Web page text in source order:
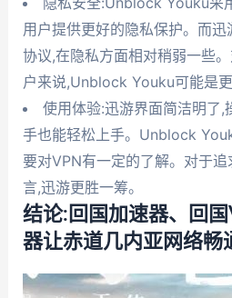
用户提供更好的隐私保护。而
协议,在隐私方面相对稍弱一些
户来说,Unblock Youku可能是更
使用体验:迅游界面简洁明了,
手也能轻松上手。Unblock
要对VPN有一定的了解。对于
言,迅游更胜一筹。
结论:回国加速器、回
器让赤道几内亚网络畅